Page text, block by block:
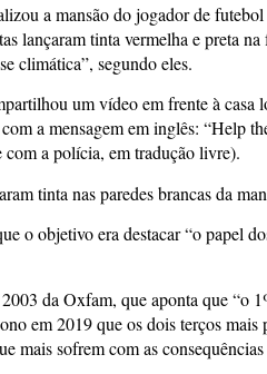
a mansão do jogador de
lançaram tinta vermelha e preta
climática”, segundo eles.
um vídeo em frente à casa
a mensagem em inglês:
a polícia, em tradução livre).
tinta nas paredes brancas da
o objetivo era destacar “o papel
da Oxfam, que aponta que “o
em 2019 que os dois terços
mais sofrem com as